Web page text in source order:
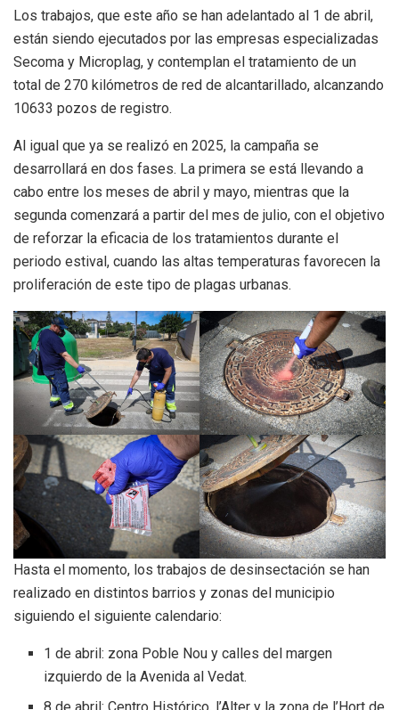
Los trabajos, que este año se han adelantado al 1 de abril,
están siendo ejecutados por las empresas especializadas
Secoma y Microplag, y contemplan el tratamiento de un
total de 270 kilómetros de red de alcantarillado, alcanzando
10633 pozos de registro.
Al igual que ya se realizó en 2025, la campaña se
desarrollará en dos fases. La primera se está llevando a
cabo entre los meses de abril y mayo, mientras que la
segunda comenzará a partir del mes de julio, con el objetivo
de reforzar la eficacia de los tratamientos durante el
periodo estival, cuando las altas temperaturas favorecen la
proliferación de este tipo de plagas urbanas.
Hasta el momento, los trabajos de desinsectación se han
realizado en distintos barrios y zonas del municipio
siguiendo el siguiente calendario:
1 de abril: zona Poble Nou y calles del margen
izquierdo de la Avenida al Vedat.